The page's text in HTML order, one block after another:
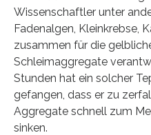
Wissenschaftler unter
Fadenalgen, Kleinkrebse,
zusammen für die
Schleimaggregate
Stunden hat ein solcher
gefangen, dass er zu
Aggregate schnell zum
sinken.